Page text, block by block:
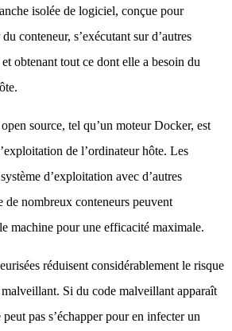
isolée de logiciel, conçue pour
conteneur, s’exécutant sur d’autres
obtenant tout ce dont elle a besoin du
source, tel qu’un moteur Docker, est
de l’ordinateur hôte. Les
d’exploitation avec d’autres
de nombreux conteneurs peuvent
machine pour une efficacité maximale.
réduisent considérablement le risque
Si du code malveillant apparaît
pas s’échapper pour en infecter un